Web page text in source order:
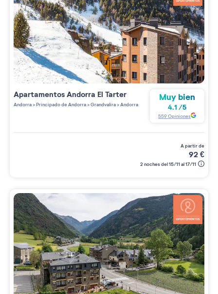
ApartamentosAndorra El Tarter
Andorra>Principado de Andorra>Grandvalira>Andorra
Muy bien
4.1 /5
559Opiniones
a partir de
92€
2 noches del 15/11 al 17/11